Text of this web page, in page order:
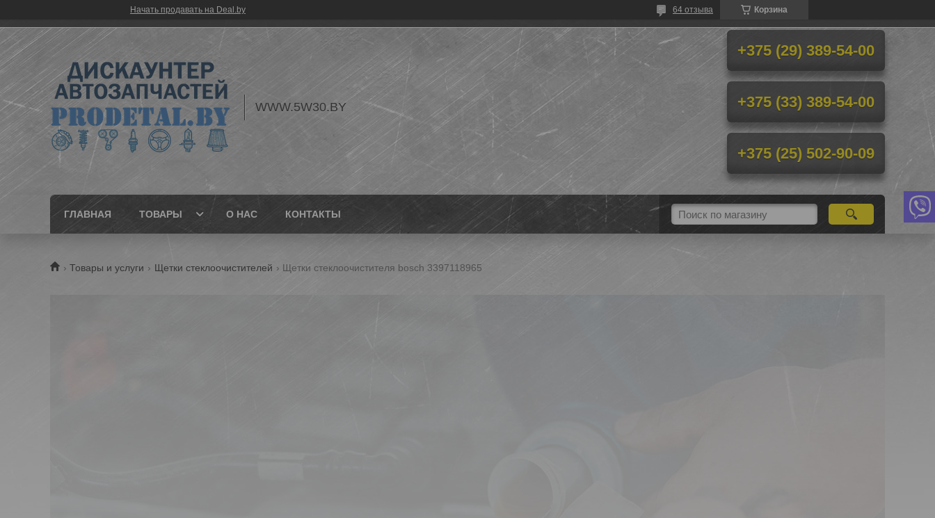
Начать продавать на Deal.by Корзина
64 отзыва
WWW.5W30.BY
+375 (29) 389-54-00
+375 (33) 389-54-00
+375 (25) 502-90-09
ГЛАВНАЯ ТОВАРЫ О НАС КОНТАКТЫ
Товары и услуги Щетки стеклоочистителей Щетки стеклоочистителя bosch 3397118965